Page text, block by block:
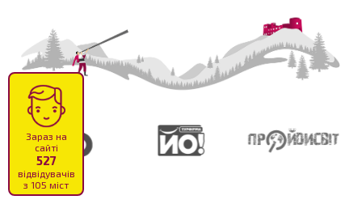
Зараз на
сайті
527
відвідувачів
з 105 міст